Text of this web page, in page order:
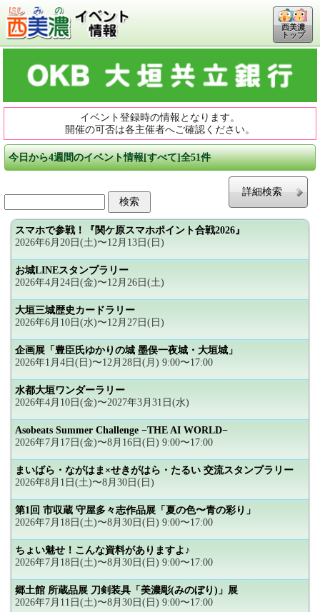
西美濃
トップ
イベント登録時の情報となります。
開催の可否は各主催者へご確認ください。
今日から4週間のイベント情報[すべて]全51件
詳細検索
スマホで参戦！『関ケ原スマホポイント合戦2026』
2026年6月20日(土)〜12月13日(日)
お城LINEスタンプラリー
2026年4月24日(金)〜12月26日(土)
大垣三城歴史カードラリー
2026年6月10日(水)〜12月27日(日)
企画展「豊臣氏ゆかりの城 墨俣一夜城・大垣城」
2026年1月4日(日)〜12月28日(月) 9:00〜17:00
水都大垣ワンダーラリー
2026年4月10日(金)〜2027年3月31日(水)
Asobeats Summer Challenge −THE AI WORLD−
2026年7月17日(金)〜8月16日(日) 9:00〜17:00
まいばら・ながはま×せきがはら・たるい 交流スタンプラリー
2026年8月1日(土)〜8月30日(日)
第1回 市収蔵 守屋多々志作品展「夏の色〜青の彩り」
2026年7月18日(土)〜8月30日(日) 9:00〜17:00
ちょい魅せ！こんな資料がありますよ♪
2026年7月18日(土)〜8月30日(日) 9:00〜17:00
郷土館 所蔵品展 刀剣装具「美濃彫(みのぼり)」展
2026年7月11日(土)〜8月30日(日) 9:00〜17:00